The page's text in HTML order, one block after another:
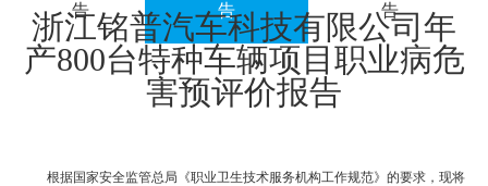
告 告 告
浙江铭普汽车科技有限公司年
产800台特种车辆项目职业病危
害预评价报告
根据国家安全监管总局《职业卫生技术服务机构工作规范》的要求，现将